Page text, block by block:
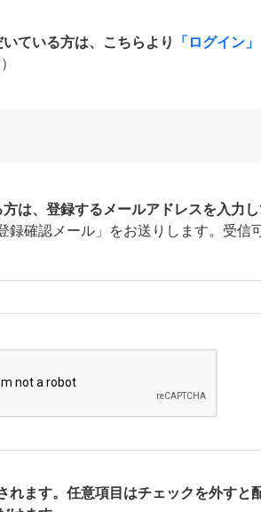
ている方は、こちらより 「ログイン」
は、登録するメールアドレスを入力し
録確認メール」をお送りします。受信
れます。任意項目はチェックを外すと